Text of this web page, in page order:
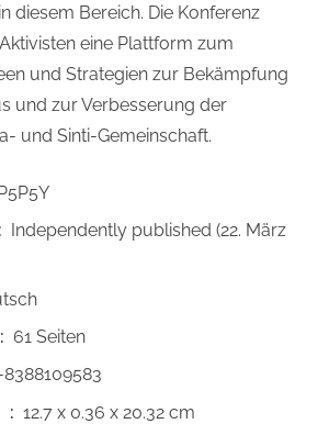
diesem Bereich. Die Konferenz
eine Plattform zum
und Strategien zur Bekämpfung
und zur Verbesserung der
und Sinti-Gemeinschaft.
Herausgeber ‏ : ‎
Independently published (22. März
Taschenbuch ‏ : ‎ 61 Seiten
Abmessungen ‏ : ‎ 12.7 x 0.36 x 20.32 cm